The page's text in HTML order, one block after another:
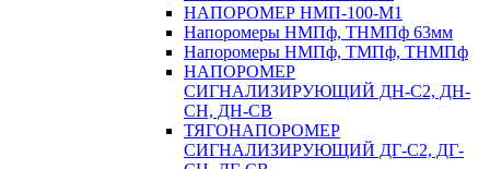
НАПОРОМЕР НМП-100-М1
Напоромеры НМПф, ТНМПф 63мм
Напоромеры НМПф, ТМПф, ТНМПф
НАПОРОМЕР
СИГНАЛИЗИРУЮЩИЙ ДН-С2, ДН-
СН, ДН-СВ
ТЯГОНАПОРОМЕР
СИГНАЛИЗИРУЮЩИЙ ДГ-С2, ДГ-